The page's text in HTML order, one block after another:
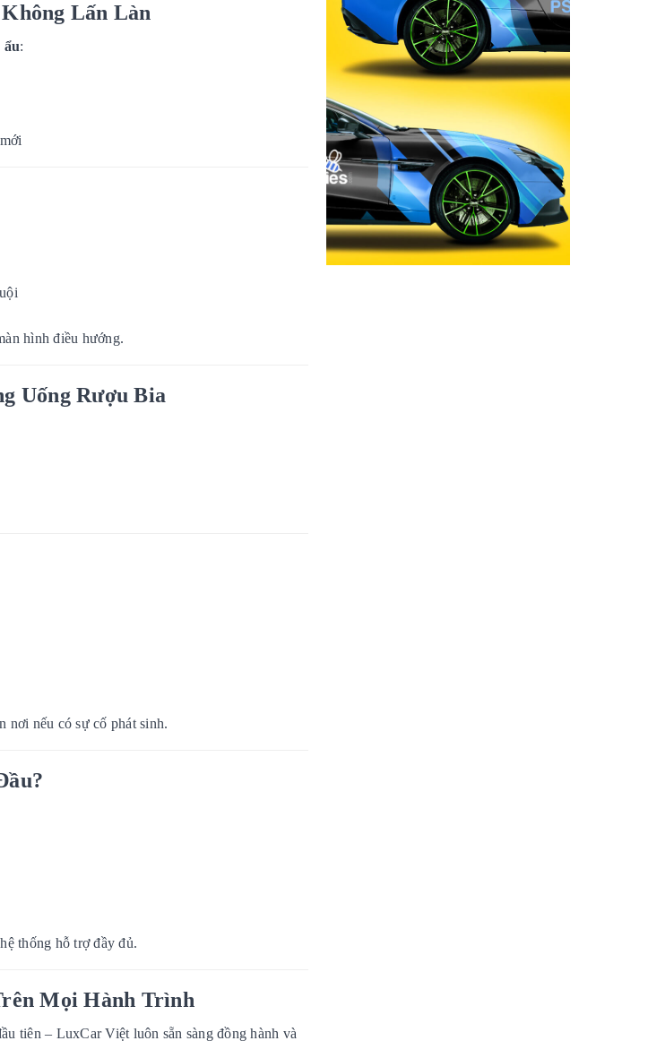
Lấn Làn
ẩu:
hình điều hướng.
Uống Rượu Bia
nơi nếu có sự cố phát sinh.
thống hỗ trợ đầy đủ.
Mọi Hành Trình
tiên – LuxCar Việt luôn sẵn sàng đồng hành và